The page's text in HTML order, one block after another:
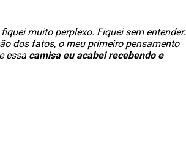
muito perplexo. Fiquei sem entender.
dos fatos, o meu primeiro pensamento
essa camisa eu acabei recebendo e